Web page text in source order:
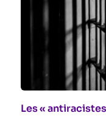
Les «